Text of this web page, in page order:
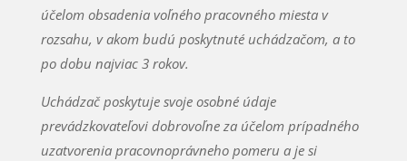
účelom obsadenia voľného pracovného miesta v
rozsahu, v akom budú poskytnuté uchádzačom, a to
po dobu najviac 3 rokov.
Uchádzač poskytuje svoje osobné údaje
prevádzkovateľovi dobrovoľne za účelom prípadného
uzatvorenia pracovnoprávneho pomeru a je si